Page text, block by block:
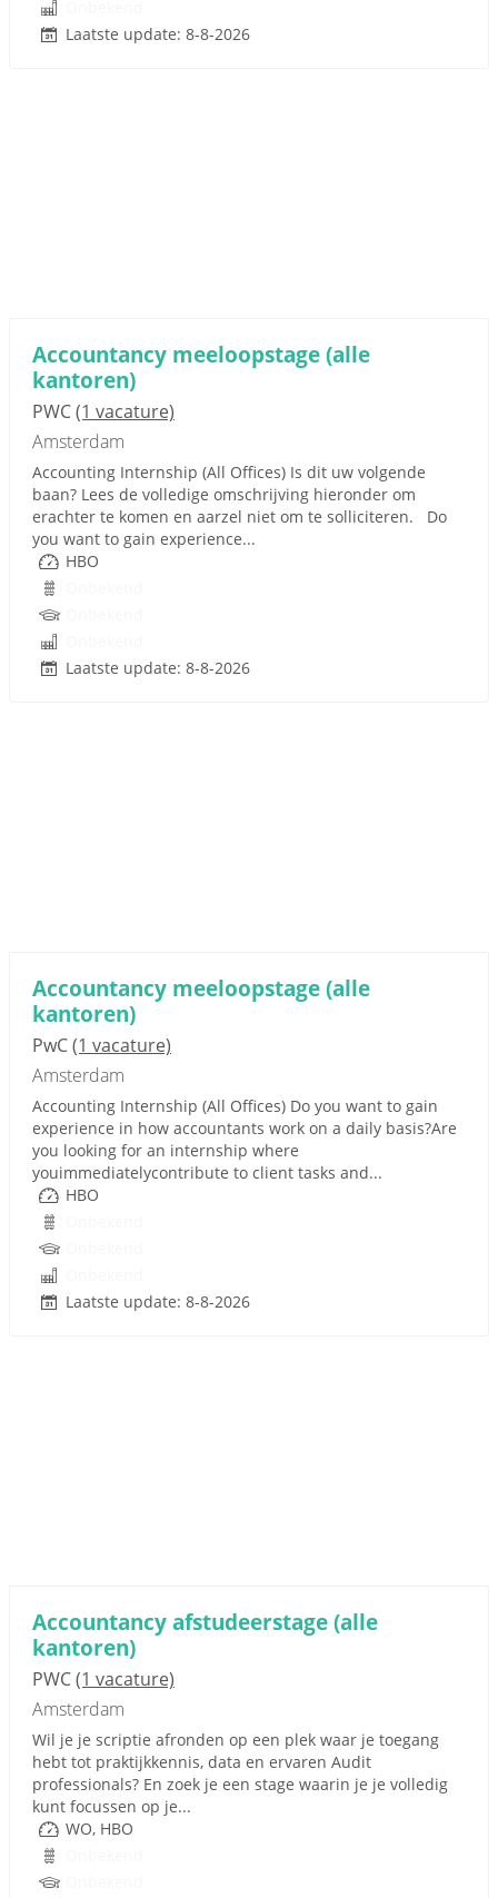
Laatste update: 8-8-2026
Accountancy meeloopstage (alle
kantoren)
PWC(1 vacature)
Amsterdam
Accounting Internship (All Offices) Is dit uw volgende
baan? Lees de volledige omschrijving hieronder om
erachter te komen en aarzel niet om te solliciteren. Do
you want to gain experience...
HBO
Laatste update: 8-8-2026
Accountancy meeloopstage (alle
kantoren)
PwC(1 vacature)
Amsterdam
Accounting Internship (All Offices) Do you want to gain
experience in how accountants work on a daily basis?Are
you looking for an internship where
youimmediatelycontribute to client tasks and...
HBO
Laatste update: 8-8-2026
Accountancy afstudeerstage (alle
kantoren)
PWC(1 vacature)
Amsterdam
Wil je je scriptie afronden op een plek waar je toegang
hebt tot praktijkkennis, data en ervaren Audit
professionals? En zoek je een stage waarin je je volledig
kunt focussen op je...
WO, HBO